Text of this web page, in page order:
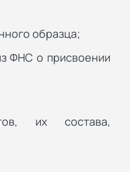
образца;
ФНС о присвоении
их состава,